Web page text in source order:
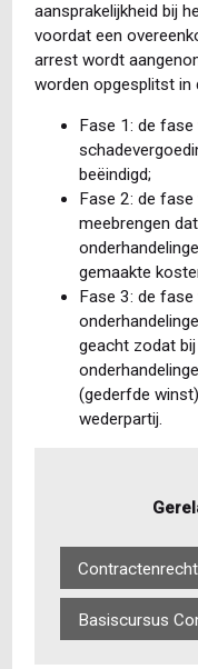
aansprakelijkheid bij
voordat een
arrest wordt
worden opgesplitst in
Fase 1: de
beëindigd;
Fase 2: de fase
meebrengen
gemaakte
Fase 3: de
geacht zodat
(gederfde
wederpartij.